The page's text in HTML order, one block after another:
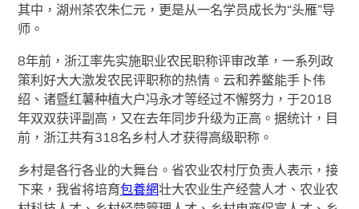
其中，湖州茶农朱仁元，更是从一名学员成长为“头雁”导
师。
8年前，浙江率先实施职业农民职称评审改革，一系列政
策利好大大激发农民评职称的热情。云和养鳖能手卜伟
绍、诸暨红薯种植大户冯永才等经过不懈努力，于2018
年双双获评副高，又在去年同步升级为正高。据统计，目
前，浙江共有318名乡村人才获得高级职称。
乡村是各行各业的大舞台。省农业农村厅负责人表示，接
下来，我省将培育包養網壮大农业生产经营人才、农业农